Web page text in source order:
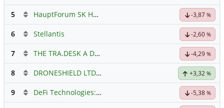
5 HauptForum SK HYNIC -3,87 %
6 Stellantis -2,60 %
7 THE TRA.DESK A DL-,000001 -4,29 %
8 DRONESHIELD LTDHauptdiskussion +3,32 %
9 DeFi Technologies: Eine Perle? -5,38 %